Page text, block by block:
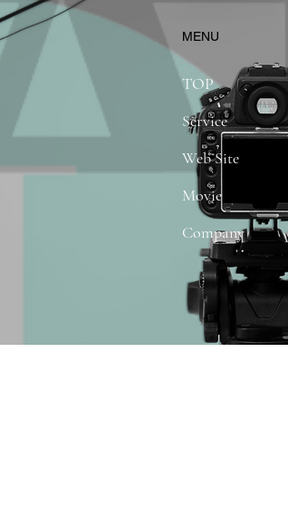
​MENU
TOP
Service
Web Site
Movie
Company